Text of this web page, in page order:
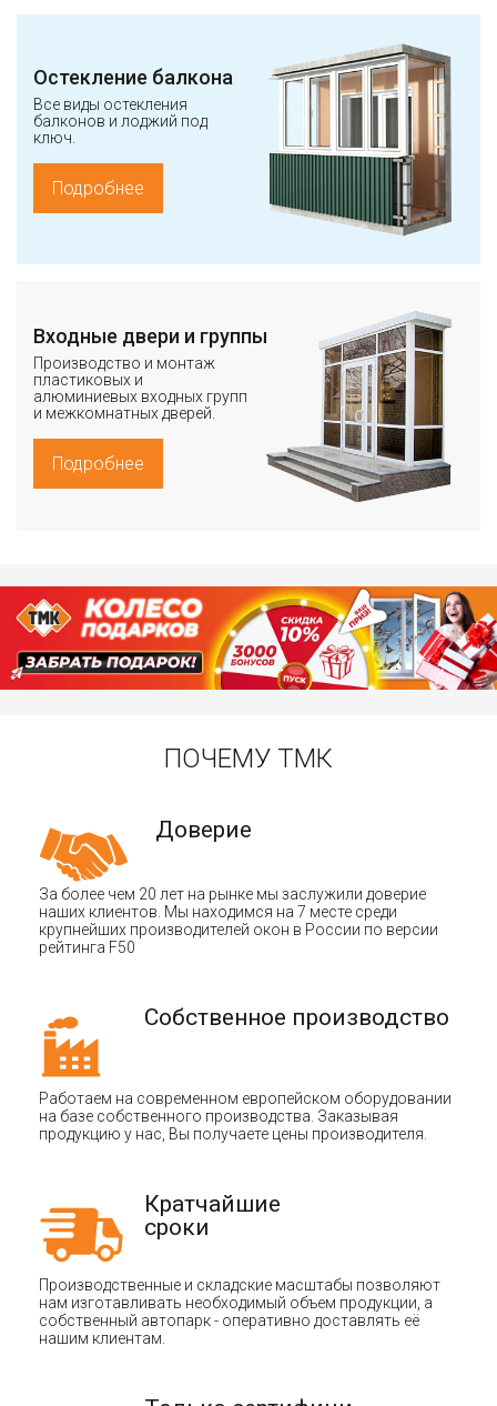
Остекление балкона
Все виды остекления
балконов и лоджий под
ключ.
Подробнее
Входные двери и группы
Производство и монтаж
пластиковых и
алюминиевых входных групп
и межкомнатных дверей.
Подробнее
ПОЧЕМУ ТМК
Доверие
За более чем 20 лет на рынке мы заслужили доверие
наших клиентов. Мы находимся на 7 месте среди
крупнейших производителей окон в России по версии
рейтинга F50
Собственное производство
Работаем на современном европейском оборудовании
на базе собственного производства. Заказывая
продукцию у нас, Вы получаете цены производителя.
Кратчайшие
сроки
Производственные и складские масштабы позволяют
нам изготавливать необходимый объем продукции, а
собственный автопарк - оперативно доставлять её
нашим клиентам.